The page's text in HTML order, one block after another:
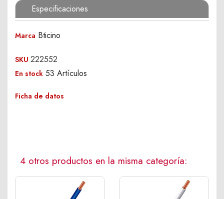
Especificaciones
Marca Bticino
SKU 222552
En stock 53 Artículos
Ficha de datos
4 otros productos en la misma categoría: